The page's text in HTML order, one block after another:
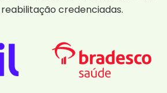
credenciadas.